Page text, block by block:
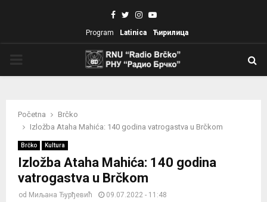
Facebook
TwitterInstagram
Youtube
Program Latinica Ћирилица
Početna
Brčko
Izložba Ataha Mahića: 140 godina vatrogastva u Brčkom
Brčko Kultura
Izložba Ataha Mahića: 140 godina
vatrogastva u Brčkom
od Миљана Ђурђевић 09.07.2022 - 11:48